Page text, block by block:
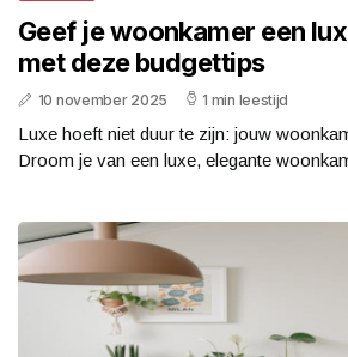
Geef je woonkamer een
met deze budgettips
10 november 2025 1 min leestijd
Luxe hoeft niet duur te zijn: jouw
Droom je van een luxe, elegante